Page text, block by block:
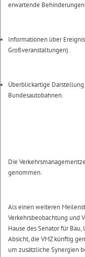
erwartende Behinderungen.
Informationen über
Großveranstaltungen).
Überblickartige
Bundesautobahnen.
Die
genommen.
Als einen weiteren
Verkehrsbeobachtung und
Hause des Senator für
Absicht, die VMZ künftig
um zusätzliche Synergien